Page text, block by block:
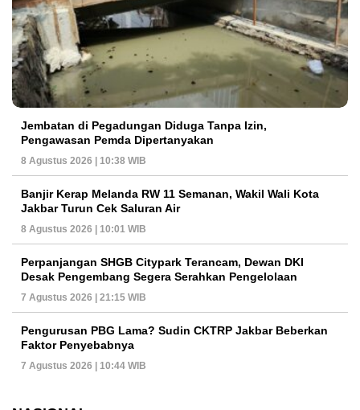
Jembatan di Pegadungan Diduga Tanpa Izin,
Pengawasan Pemda Dipertanyakan
8 Agustus 2026 | 10:38 WIB
Banjir Kerap Melanda RW 11 Semanan, Wakil Wali Kota
Jakbar Turun Cek Saluran Air
8 Agustus 2026 | 10:01 WIB
Perpanjangan SHGB Citypark Terancam, Dewan DKI
Desak Pengembang Segera Serahkan Pengelolaan
7 Agustus 2026 | 21:15 WIB
Pengurusan PBG Lama? Sudin CKTRP Jakbar Beberkan
Faktor Penyebabnya
7 Agustus 2026 | 10:44 WIB